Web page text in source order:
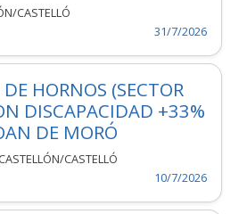
CASTELLÓ
31/7/2026
HORNOS (SECTOR
DISCAPACIDAD +33%
DE MORÓ
CASTELLÓ
10/7/2026